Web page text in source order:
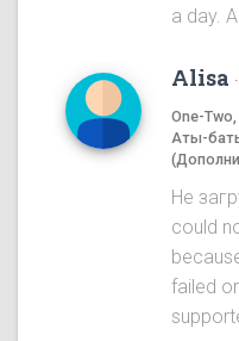
a day.
Alisa ·
One-
Аты-
Не
could
failed